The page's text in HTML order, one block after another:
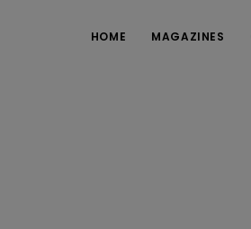
HOME MAGAZINES